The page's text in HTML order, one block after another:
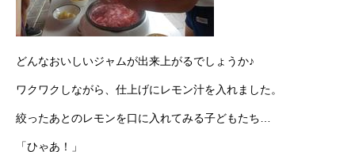
どんなおいしいジャムが出来上がるでしょうか♪
ワクワクしながら、仕上げにレモン汁を入れました。
絞ったあとのレモンを口に入れてみる子どもたち…
「ひゃあ！」